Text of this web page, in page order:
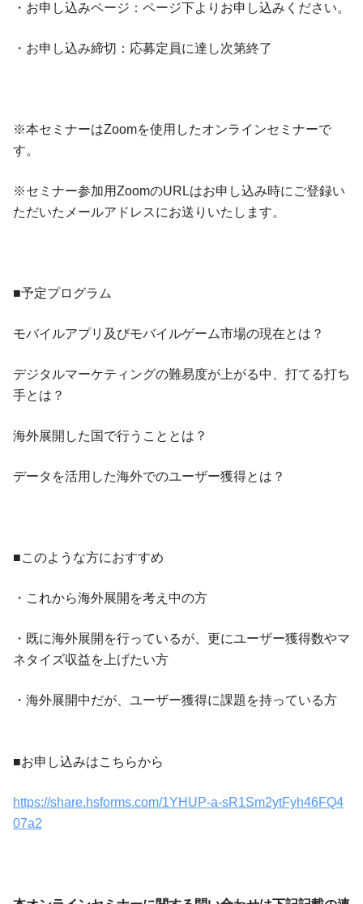
・お申し込みページ：ページ下よりお申し込みください。
・お申し込み締切：応募定員に達し次第終了
※本セミナーはZoomを使用したオンラインセミナーで
す。
※セミナー参加用ZoomのURLはお申し込み時にご登録い
ただいたメールアドレスにお送りいたします。
■予定プログラム
モバイルアプリ及びモバイルゲーム市場の現在とは？
デジタルマーケティングの難易度が上がる中、打てる打ち
手とは？
海外展開した国で行うこととは？
データを活用した海外でのユーザー獲得とは？
■このような方におすすめ
・これから海外展開を考え中の方
・既に海外展開を行っているが、更にユーザー獲得数やマ
ネタイズ収益を上げたい方
・海外展開中だが、ユーザー獲得に課題を持っている方
■お申し込みはこちらから
https://share.hsforms.com/1YHUP-a-sR1Sm2ytFyh46FQ4
07a2